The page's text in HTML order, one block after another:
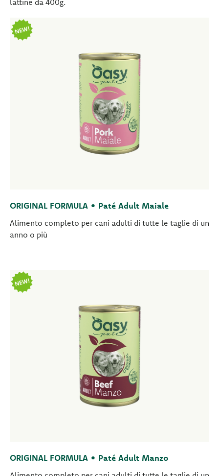
lattine da 400g.
ORIGINAL FORMULA • Paté Adult Maiale
Alimento completo per cani adulti di tutte le taglie di un
anno o più
ORIGINAL FORMULA • Paté Adult Manzo